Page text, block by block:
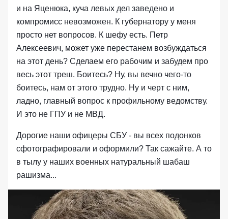
и на Яценюка, куча левых дел заведено и
компромисс невозможен. К губернатору у меня
просто нет вопросов. К шефу есть. Петр
Алексеевич, может уже перестанем возбуждаться
на этот день? Сделаем его рабочим и забудем про
весь этот треш. Боитесь? Ну, вы вечно чего-то
боитесь, нам от этого трудно. Ну и черт с ним,
ладно, главный вопрос к профильному ведомству.
И это не ГПУ и не МВД.
Дорогие наши офицеры СБУ - вы всех подонков
сфотографировали и оформили? Так сажайте. А то
в тылу у наших военных натуральный шабаш
рашизма...